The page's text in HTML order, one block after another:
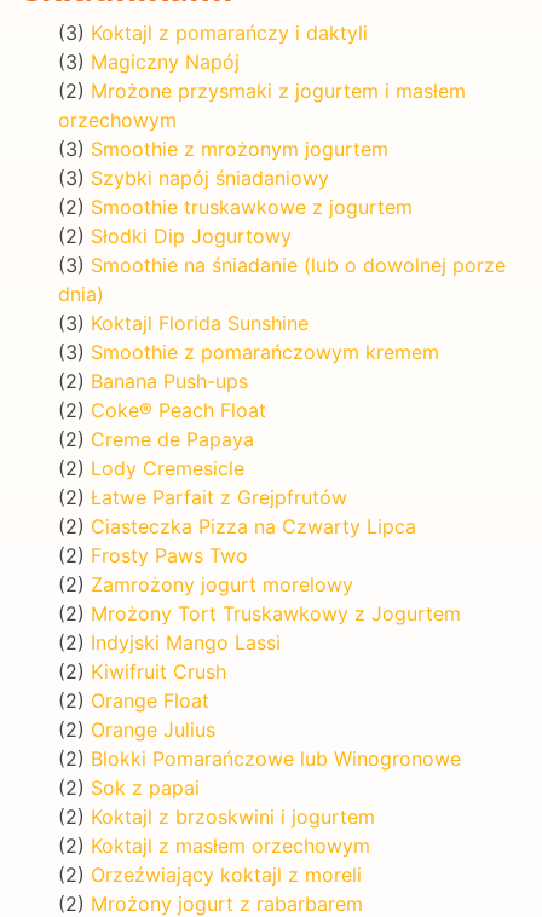
(3) Koktajl z pomarańczy i daktyli
(3) Magiczny Napój
(2) Mrożone przysmaki z jogurtem i masłem
orzechowym
(3) Smoothie z mrożonym jogurtem
(3) Szybki napój śniadaniowy
(2) Smoothie truskawkowe z jogurtem
(2) Słodki Dip Jogurtowy
(3) Smoothie na śniadanie (lub o dowolnej porze
dnia)
(3) Koktajl Florida Sunshine
(3) Smoothie z pomarańczowym kremem
(2) Banana Push-ups
(2) Coke® Peach Float
(2) Creme de Papaya
(2) Lody Cremesicle
(2) Łatwe Parfait z Grejpfrutów
(2) Ciasteczka Pizza na Czwarty Lipca
(2) Frosty Paws Two
(2) Zamrożony jogurt morelowy
(2) Mrożony Tort Truskawkowy z Jogurtem
(2) Indyjski Mango Lassi
(2) Kiwifruit Crush
(2) Orange Float
(2) Orange Julius
(2) Blokki Pomarańczowe lub Winogronowe
(2) Sok z papai
(2) Koktajl z brzoskwini i jogurtem
(2) Koktajl z masłem orzechowym
(2) Orzeźwiający koktajl z moreli
(2) Mrożony jogurt z rabarbarem